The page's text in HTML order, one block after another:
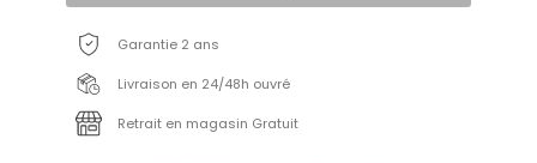
Garantie 2 ans
Livraison en 24/48h ouvré
Retrait en magasin Gratuit